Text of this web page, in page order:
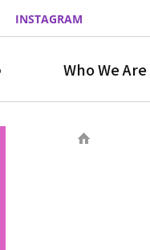
INSTAGRAM
Who We Are